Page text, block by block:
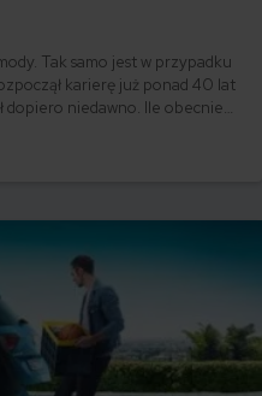
Tak samo jest w przypadku
karierę już ponad 40 lat
dopiero niedawno. Ile obecnie